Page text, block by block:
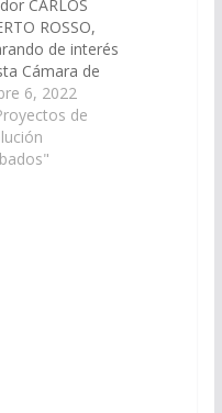
CARLOS
ROSSO,
de interés
Cámara de
las actos,
y actividades
de
el “DIA
6, 2022
de